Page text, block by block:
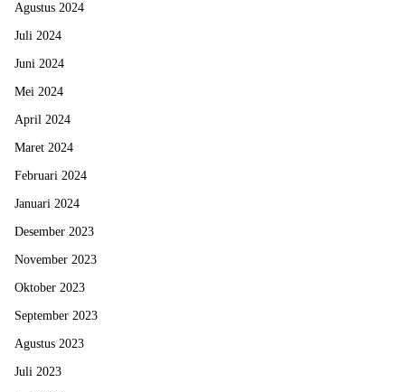
Agustus 2024
Juli 2024
Juni 2024
Mei 2024
April 2024
Maret 2024
Februari 2024
Januari 2024
Desember 2023
November 2023
Oktober 2023
September 2023
Agustus 2023
Juli 2023